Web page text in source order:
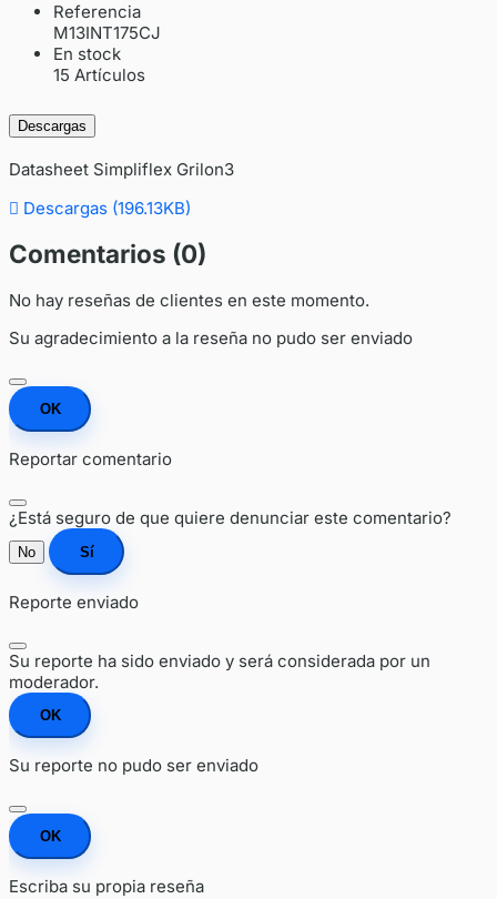
Referencia
M13INT175CJ
En stock
15 Artículos
Descargas
Datasheet Simpliflex Grilon3
 Descargas (196.13KB)
Comentarios (0)
No hay reseñas de clientes en este momento.
Su agradecimiento a la reseña no pudo ser enviado
OK
Reportar comentario
¿Está seguro de que quiere denunciar este comentario?
No Sí
Reporte enviado
Su reporte ha sido enviado y será considerada por un
moderador.
OK
Su reporte no pudo ser enviado
OK
Escriba su propia reseña